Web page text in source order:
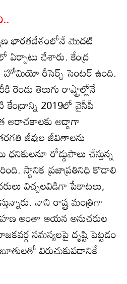
భారతదేశంలోనే మొదటి
చేశారు. కేంద్ర
హోమియో రీసెర్చ్‌ సెంటర్‌ ఉంది.
తెలుగు రాష్ట్రాల్లోనే
2019లో వైసీపీ
అరాచకాలకు అడ్డాగా
జీవుల జీవితాలను
రోడ్డుపాలు చేస్తున్న
స్థానిక ప్రజాప్రతినిధి కొడాలి
విచ్చలవిడిగా పేకాటలు,
నాని రాష్ట్ర మంత్రిగా
అంతా ఆయన అనుచరుల
సమస్యలపై దృష్టి పెట్టడం
విరుచుకుపడానికే